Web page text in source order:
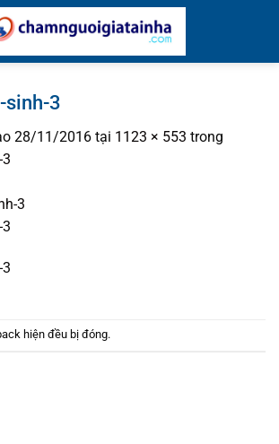
sinh-3
28/11/2016 tại 1123 × 553 trong
hiện đều bị đóng.